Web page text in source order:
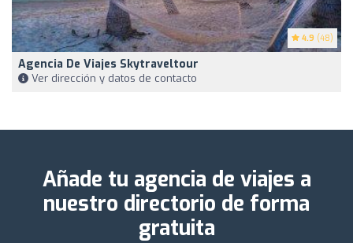
4.9 (48)
Agencia De Viajes Skytraveltour
Ver dirección y datos de contacto
Añade tu agencia de viajes a
nuestro directorio de forma
gratuita